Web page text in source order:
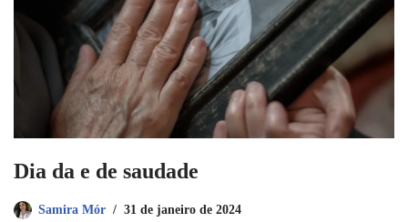
Dia da e de saudade
Samira Mór 31 de janeiro de 2024